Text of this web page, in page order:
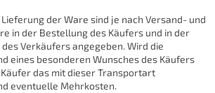
Lieferung der Ware sind je nach Versand- und
in der Bestellung des Käufers und in der
Verkäufers angegeben. Wird die
eines besonderen Wunsches des Käufers
das mit dieser Transportart
eventuelle Mehrkosten.